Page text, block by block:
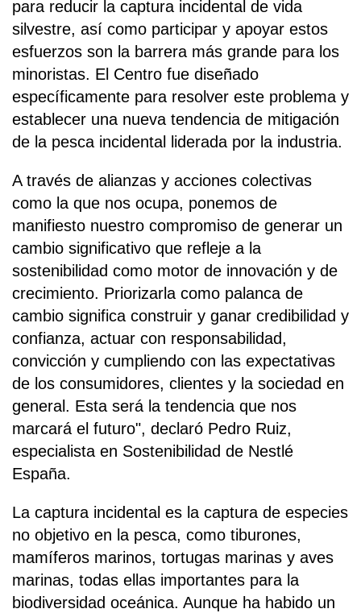
para reducir la captura incidental de vida
silvestre, así como participar y apoyar estos
esfuerzos son la barrera más grande para los
minoristas. El Centro fue diseñado
específicamente para resolver este problema y
establecer una nueva tendencia de mitigación
de la pesca incidental liderada por la industria.
A través de alianzas y acciones colectivas
como la que nos ocupa, ponemos de
manifiesto nuestro compromiso de generar un
cambio significativo que refleje a la
sostenibilidad como motor de innovación y de
crecimiento. Priorizarla como palanca de
cambio significa construir y ganar credibilidad y
confianza, actuar con responsabilidad,
convicción y cumpliendo con las expectativas
de los consumidores, clientes y la sociedad en
general. Esta será la tendencia que nos
marcará el futuro", declaró Pedro Ruiz,
especialista en Sostenibilidad de Nestlé
España.
La captura incidental es la captura de especies
no objetivo en la pesca, como tiburones,
mamíferos marinos, tortugas marinas y aves
marinas, todas ellas importantes para la
biodiversidad oceánica. Aunque ha habido un